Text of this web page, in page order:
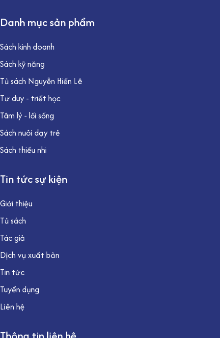
Danh mục sản phẩm
Sách kinh doanh
Sách kỹ năng
Tủ sách Nguyễn Hiến Lê
Tư duy - triết học
Tâm lý - lối sống
Sách nuôi dạy trẻ
Sách thiếu nhi
Tin tức sự kiện
Giới thiệu
Tủ sách
Tác giả
Dịch vụ xuất bản
Tin tức
Tuyển dụng
Liên hệ